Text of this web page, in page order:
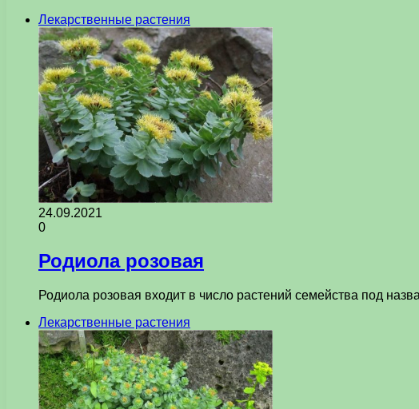
Лекарственные растения
24.09.2021
0
Родиола розовая
Родиола розовая входит в число растений семейства под
Лекарственные растения